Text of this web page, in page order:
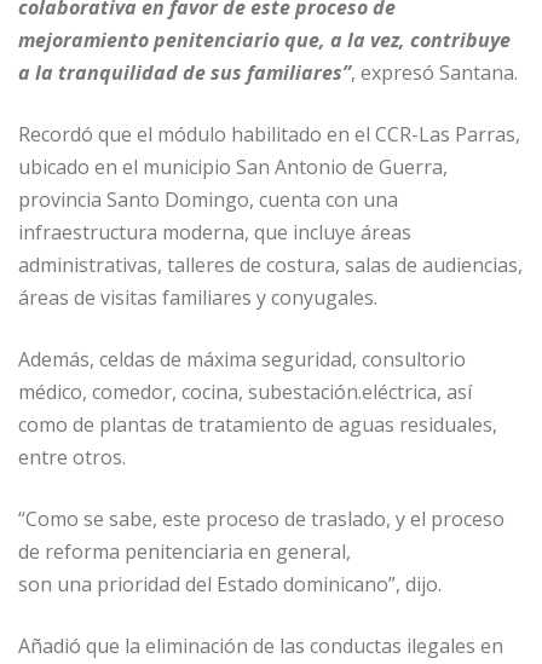
colaborativa en favor de este proceso de
mejoramiento penitenciario que, a la vez, contribuye
a la tranquilidad de sus familiares”, expresó Santana.
Recordó que el módulo habilitado en el CCR-Las Parras,
ubicado en el municipio San Antonio de Guerra,
provincia Santo Domingo, cuenta con una
infraestructura moderna, que incluye áreas
administrativas, talleres de costura, salas de audiencias,
áreas de visitas familiares y conyugales.
Además, celdas de máxima seguridad, consultorio
médico, comedor, cocina, subestación.eléctrica, así
como de plantas de tratamiento de aguas residuales,
entre otros.
“Como se sabe, este proceso de traslado, y el proceso
de reforma penitenciaria en general,
son una prioridad del Estado dominicano”, dijo.
Añadió que la eliminación de las conductas ilegales en